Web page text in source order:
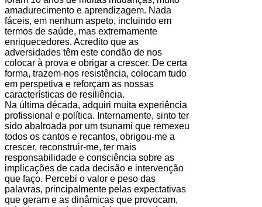
amadurecimento e aprendizagem. Nada
fáceis, em nenhum aspeto, incluindo em
termos de saúde, mas extremamente
enriquecedores. Acredito que as
adversidades têm este condão de nos
colocar à prova e obrigar a crescer. De certa
forma, trazem-nos resistência, colocam tudo
em perspetiva e reforçam as nossas
características de resiliência.
Na última década, adquiri muita experiência
profissional e política. Internamente, sinto ter
sido abalroada por um tsunami que remexeu
todos os cantos e recantos, obrigou-me a
crescer, reconstruir-me, ter mais
responsabilidade e consciência sobre as
implicações de cada decisão e intervenção
que faço. Percebi o valor e peso das
palavras, principalmente pelas expectativas
que geram e as dinâmicas que provocam,